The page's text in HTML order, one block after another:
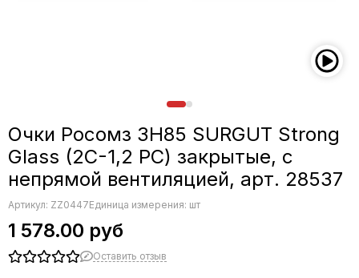
Очки Росомз ЗН85 SURGUT Strong
Glass (2С-1,2 РС) закрытые, с
непрямой вентиляцией, арт. 28537
Артикул: ZZ0447Единица измерения: шт
1 578.00 руб
Оставить отзыв